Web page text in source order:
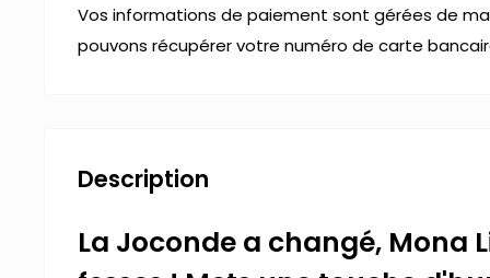
Vos informations de paiement sont gérées de
pouvons récupérer votre numéro de carte
Description
La Joconde a changé, Mona